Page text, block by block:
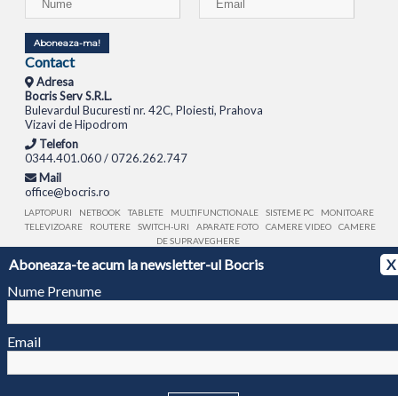
Aboneaza-te acum la newsletter-ul Bocris
X
Nume Prenume
Email
Aboneaza-ma!
Contact
Adresa
Bocris Serv S.R.L.
Bulevardul Bucuresti nr. 42C, Ploiesti, Prahova
Vizavi de Hipodrom
Telefon
0344.401.060 / 0726.262.747
Mail
office@bocris.ro
LAPTOPURI NETBOOK TABLETE MULTIFUNCTIONALE SISTEME PC
MONITOARE
TELEVIZOARE
ROUTERE SWITCH-URI APARATE FOTO CAMERE VIDEO
CAMERE
DE SUPRAVEGHERE